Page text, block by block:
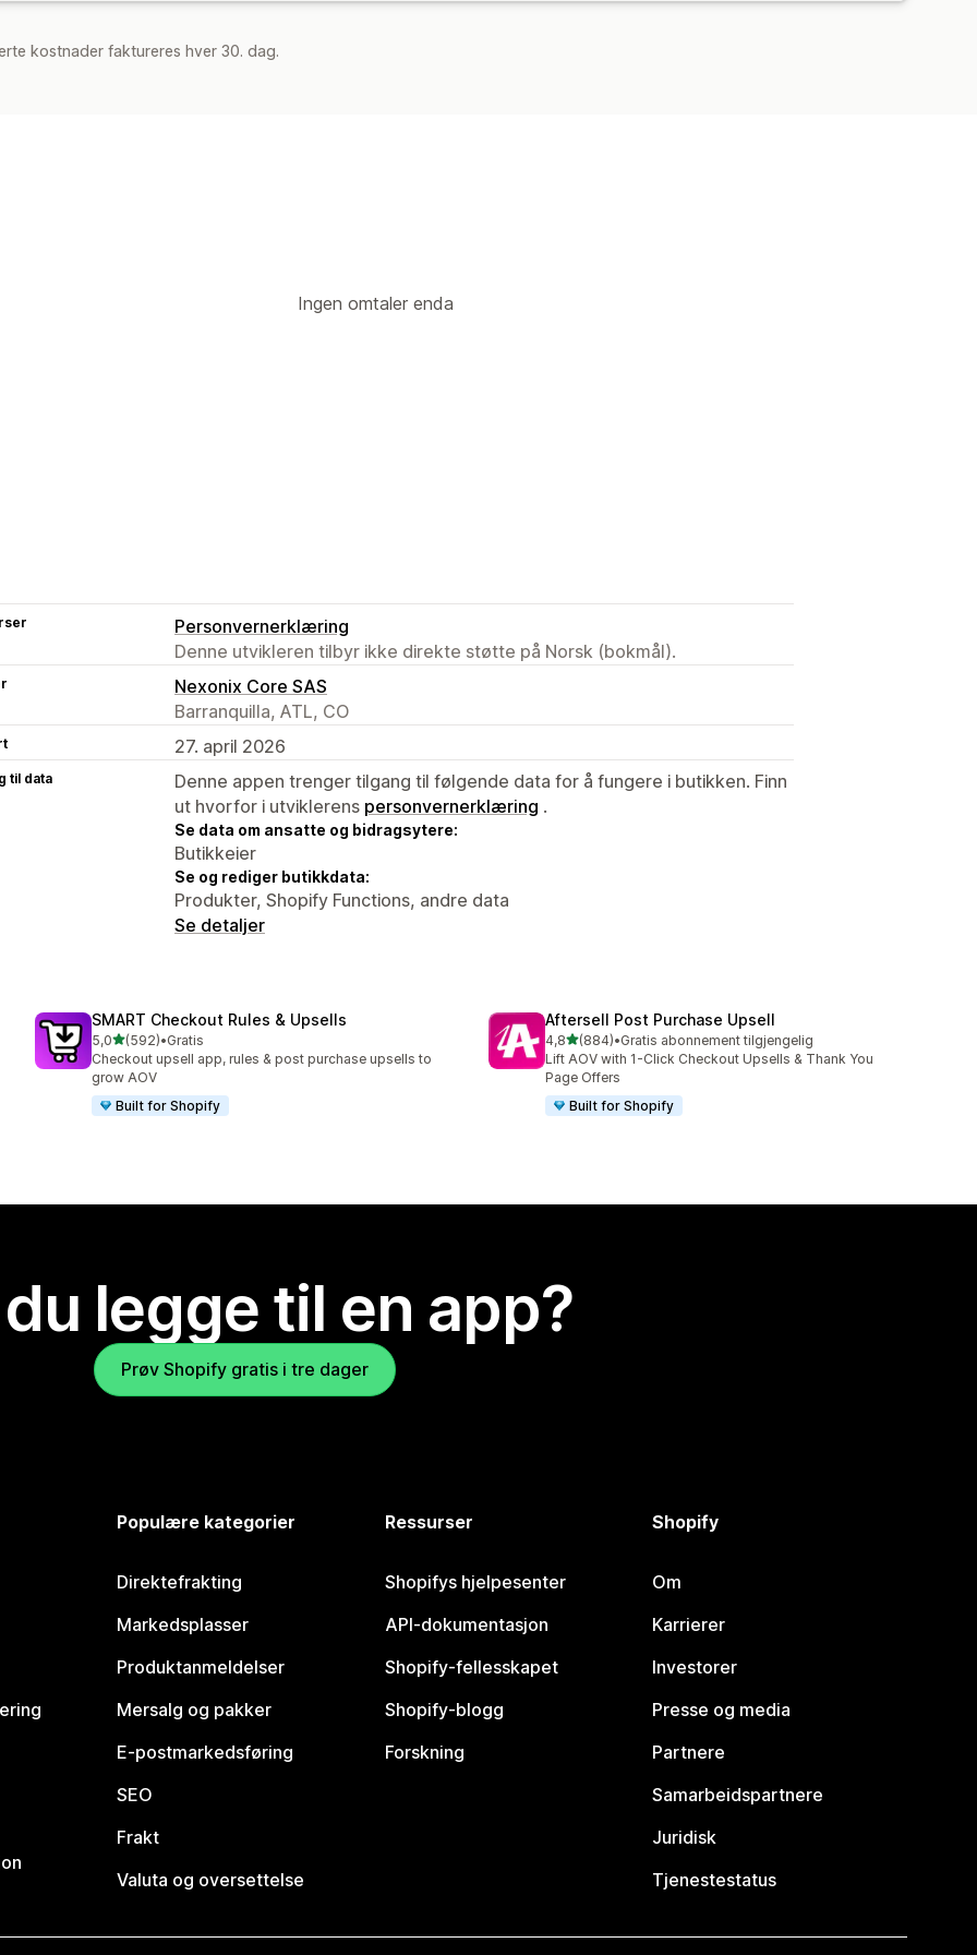
kostnader faktureres hver 30. dag.
Ingen omtaler enda
Personvernerklæring
Denne utvikleren tilbyr ikke direkte støtte på Norsk (bokmål).
Nexonix Core SAS
Barranquilla, ATL, CO
27. april 2026
til data
Denne appen trenger tilgang til følgende data for å fungere i butikken. Finn
ut hvorfor i utviklerens personvernerklæring .
Se data om ansatte og bidragsytere:
Butikkeier
Se og rediger butikkdata:
Produkter, Shopify Functions, andre data
Se detaljer
SMART Checkout Rules & Upsells
5,0av 5 stjerner
(592)
Totalt 592 omtaler
•Gratis
Checkout upsell app, rules & post purchase upsells to
grow AOV
Built for Shopify
Aftersell Post Purchase Upsell
4,8av 5 stjerner
(884)
Totalt 884 omtaler
•Gratis abonnement tilgjengelig
Lift AOV with 1-Click Checkout Upsells & Thank You
Page Offers
Built for Shopify
legge til en app?
Prøv Shopify gratis i tre dager
Populære kategorier
Direktefrakting
Markedsplasser
Produktanmeldelser
Mersalg og pakker
E-postmarkedsføring
SEO
Frakt
Valuta og oversettelse
Ressurser
Shopifys hjelpesenter
API-dokumentasjon
Shopify-fellesskapet
Shopify-blogg
Forskning
Shopify
Om
Karrierer
Investorer
Presse og media
Partnere
Samarbeidspartnere
Juridisk
Tjenestestatus